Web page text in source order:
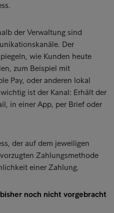
der Verwaltung sind
Der
wie Kunden heute
zum Beispiel mit
Pay, oder anderen lokal
ist der Kanal: Erhält der
in einer App, per Brief oder
der auf dem jeweiligen
Zahlungsmethode
einer Zahlung.
noch nicht vorgebracht